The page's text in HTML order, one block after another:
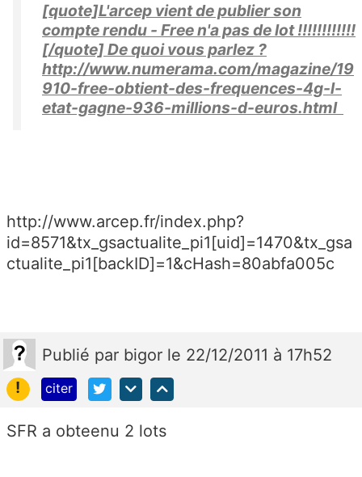
[quote]L'arcep vient de publier son
compte rendu - Free n'a pas de lot !!!!!!!!!!!!
[/quote] De quoi vous parlez ?
http://www.numerama.com/magazine/19
910-free-obtient-des-frequences-4g-l-
etat-gagne-936-millions-d-euros.html
http://www.arcep.fr/index.php?
id=8571&tx_gsactualite_pi1[uid]=1470&tx_gsa
ctualite_pi1[backID]=1&cHash=80abfa005c
Publié par bigor le 22/12/2011 à 17h52
!
citer
SFR a obteenu 2 lots